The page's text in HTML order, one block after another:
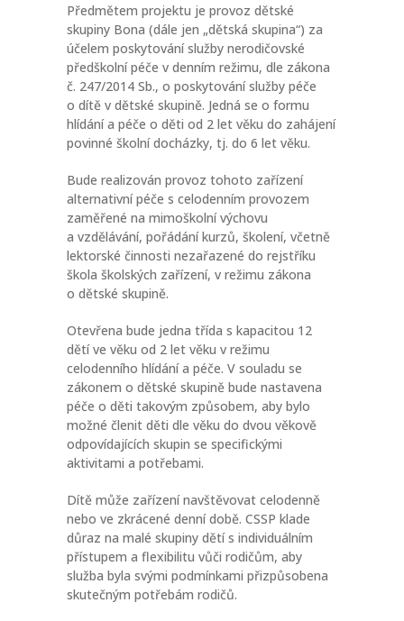
Předmětem projektu je provoz dětské
skupiny Bona (dále jen „dětská skupina“) za
účelem poskytování služby nerodičovské
předškolní péče v denním režimu, dle zákona
č. 247/2014 Sb., o poskytování služby péče
o dítě v dětské skupině. Jedná se o formu
hlídání a péče o děti od 2 let věku do zahájení
povinné školní docházky, tj. do 6 let věku.
Bude realizován provoz tohoto zařízení
alternativní péče s celodenním provozem
zaměřené na mimoškolní výchovu
a vzdělávání, pořádání kurzů, školení, včetně
lektorské činnosti nezařazené do rejstříku
škola školských zařízení, v režimu zákona
o dětské skupině.
Otevřena bude jedna třída s kapacitou 12
dětí ve věku od 2 let věku v režimu
celodenního hlídání a péče. V souladu se
zákonem o dětské skupině bude nastavena
péče o děti takovým způsobem, aby bylo
možné členit děti dle věku do dvou věkově
odpovídajících skupin se specifickými
aktivitami a potřebami.
Dítě může zařízení navštěvovat celodenně
nebo ve zkrácené denní době. CSSP klade
důraz na malé skupiny dětí s individuálním
přístupem a flexibilitu vůči rodičům, aby
služba byla svými podmínkami přizpůsobena
skutečným potřebám rodičů.